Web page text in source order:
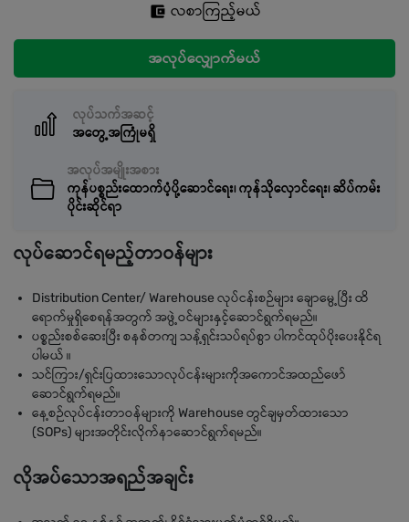
လစာကြည့်မယ်
အလုပ်လျှောက်မယ်
လုပ်သက်အဆင့်
အတွေ့အကြုံမရှိ
အလုပ်အမျိုးအစား
ကုန်ပစ္စည်းထောက်ပံ့ပို့ဆောင်ရေး၊ ကုန်သိုလှောင်ရေး၊ ဆိပ်ကမ်း
ပိုင်းဆိုင်ရာ
လုပ်ဆောင်ရမည့်တာဝန်များ
Distribution Center/ Warehouse လုပ်ငန်းစဉ်များ ချောမွေ့ပြီး ထိ
ရောက်မှုရှိစေရန်အတွက် အဖွဲ့ဝင်များနှင့်ဆောင်ရွက်ရမည်။
ပစ္စည်းစစ်ဆေးပြီး စနစ်တကျ သန့်ရှင်းသပ်ရပ်စွာ ပါကင်ထုပ်ပိုးပေးနိုင်ရ
ပါမယ် ။
သင်ကြား/ရှင်းပြထားသောလုပ်ငန်းများကိုအကောင်အထည်ဖော်
ဆောင်ရွက်ရမည်။
နေ့စဉ်လုပ်ငန်းတာဝန်များကို Warehouse တွင်ချမှတ်ထားသော
(SOPs) များအတိုင်းလိုက်နာဆောင်ရွက်ရမည်။
လိုအပ်သောအရည်အချင်း